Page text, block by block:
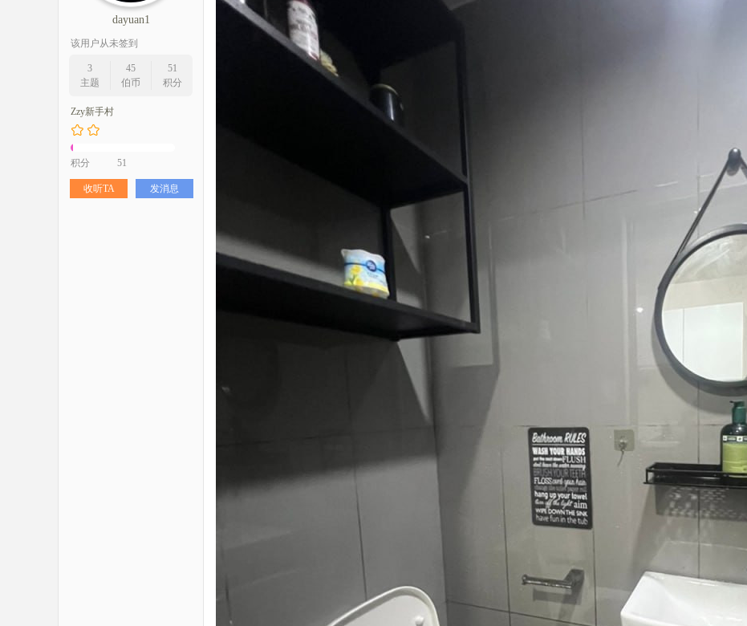
dayuan1
该用户从未签到
3
主题
45
伯币
51
积分
Zzy新手村
积分 51
收听TA 发消息